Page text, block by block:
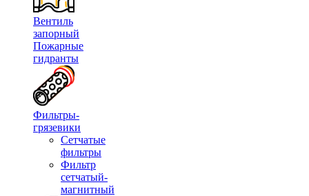
Вентиль
запорный
Пожарные
гидранты
Фильтры-
грязевики
Сетчатые
фильтры
Фильтр
сетчатый-
магнитный